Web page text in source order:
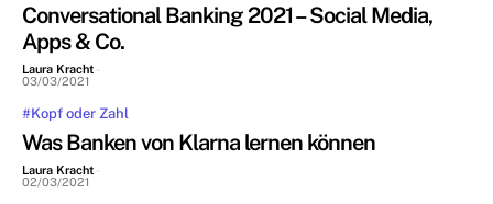
Conversational Banking 2021 – Social Media,
Apps & Co.
Laura Kracht -
03/03/2021
#Kopf oder Zahl
Was Banken von Klarna lernen können
Laura Kracht -
02/03/2021